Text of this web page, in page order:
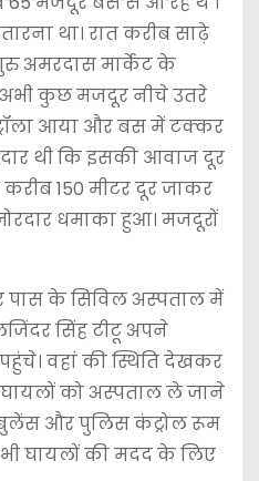
था। रात करीब साढ़े
अमरदास मार्केट के
कुछ मजदूर नीचे उतरे
आया और बस में टक्कर
थी कि इसकी आवाज दूर
150 मीटर दूर जाकर
धमाका हुआ। मजदूरों
के सिविल अस्पताल में
सिंह टीटू अपने
वहां की स्थिति देखकर
को अस्पताल ले जाने
और पुलिस कंट्रोल रूम
भी घायलों की मदद के लिए